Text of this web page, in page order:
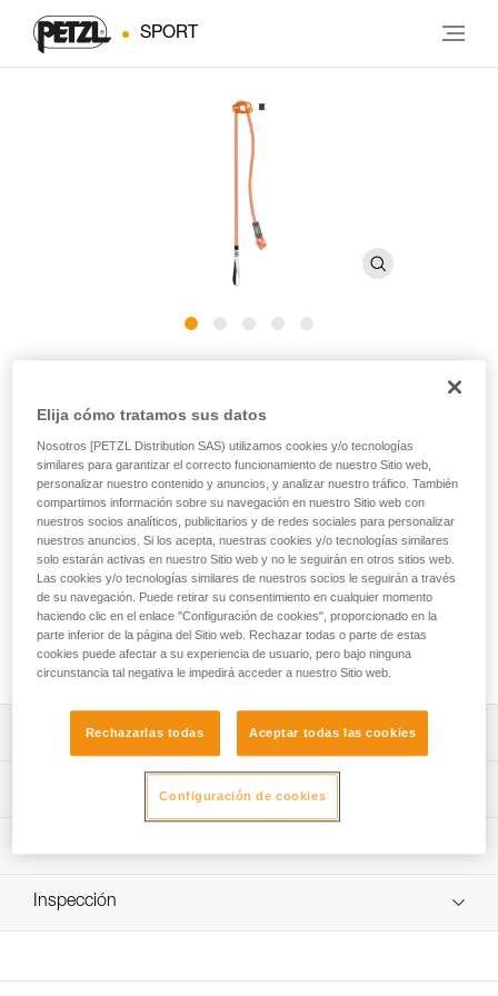
SPORT
alpinismo
Destinado a los escaladores y alpinistas, el CONNECT
ADJUST es un elemento de amarre simple regulable,
diseñado para asegurarse a la reunión. Su cabo regulable
permite ajustar la longitud más adecuada para las
manipulaciones. El anillo fino de conexión al arnés libera
espacio en el anillo de aseguramiento. Gracias a su forma
ergonómica, el bloqueador ADJUST ofrece una regulación
fácil y rápida con una sola mano.
Descripción
Elemento de amarre de sujeción simple, regulable y
compacto, que permite asegurarse a la reunión en
escalada y alpinismo:
para limitar la fuerza transmitida al usuario en caso de
caída de poca altura (1).
- Anillo de conexión de cinta de polietileno de alta
instalar el elemento de amarre en el arnés mediante un
Características técnicas
Certificaciones: CE EN 17520, UKCA
Materiales: poliamida, aluminio, elastómero termoplástico
Descargar el pdf technical-notice-CONNECT-ADJUST-2
ADJUST
Inspección
Elija cómo tratamos sus datos
Nosotros [PETZL Distribution SAS) utilizamos cookies y/o tecnologías
similares para garantizar el correcto funcionamiento de nuestro Sitio web,
personalizar nuestro contenido y anuncios, y analizar nuestro tráfico. También
compartimos información sobre su navegación en nuestro Sitio web con
nuestros socios analíticos, publicitarios y de redes sociales para personalizar
nuestros anuncios. Si los acepta, nuestras cookies y/o tecnologías similares
solo estarán activas en nuestro Sitio web y no le seguirán en otros sitios web.
Las cookies y/o tecnologías similares de nuestros socios le seguirán a través
de su navegación. Puede retirar su consentimiento en cualquier momento
haciendo clic en el enlace "Configuración de cookies", proporcionado en la
parte inferior de la página del Sitio web. Rechazar todas o parte de estas
cookies puede afectar a su experiencia de usuario, pero bajo ninguna
circunstancia tal negativa le impedirá acceder a nuestro Sitio web.
Rechazarlas todas Aceptar todas las cookies
Configuración de cookies